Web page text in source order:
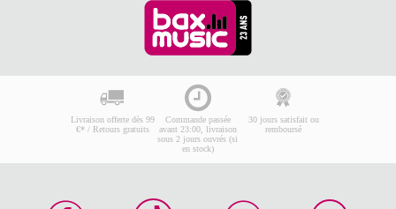
Livraison offerte dès 99
€* / Retours gratuits
Commande passée
avant 23:00, livraison
sous 2 jours ouvrés (si
en stock)
30 jours satisfait ou
remboursé